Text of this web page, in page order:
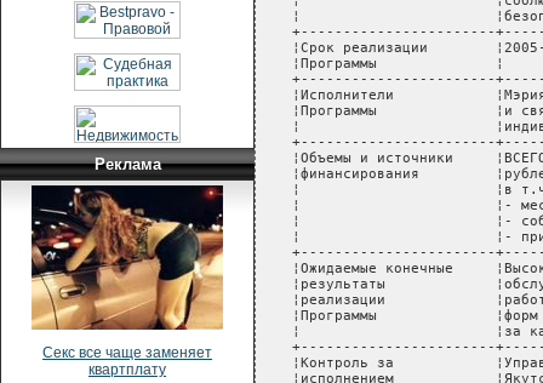
Реклама
Секс все чаще заменяет
квартплату